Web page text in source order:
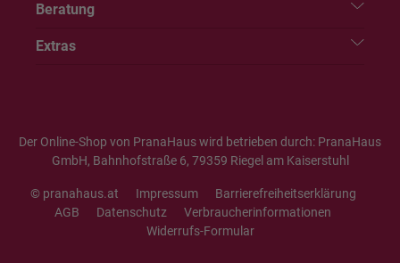
Beratung
Extras
Der Online-Shop von PranaHaus wird betrieben durch: PranaHaus
GmbH, Bahnhofstraße 6, 79359 Riegel am Kaiserstuhl
© pranahaus.at Impressum
Barrierefreiheitserklärung
AGB
Datenschutz
Verbraucherinformationen
Widerrufs-Formular